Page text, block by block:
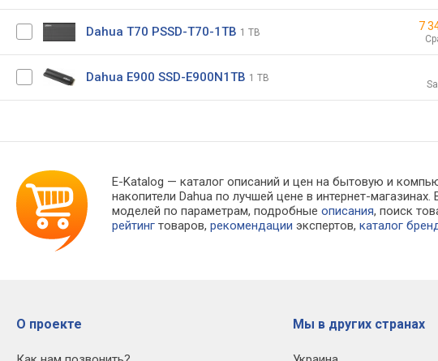
Dahua T70 PSSD-T70-1TB 1 TB 7
Dahua E900 SSD-E900N1TB 1 TB
E-Katalog — каталог описаний и цен на бытовую и
накопители Dahua по лучшей цене в интернет-
моделей по параметрам, подробныеописания, поиск
рейтинг товаров,рекомендации экспертов,каталог
О проекте Мы в других странах